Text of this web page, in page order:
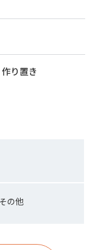
作り置き
その他